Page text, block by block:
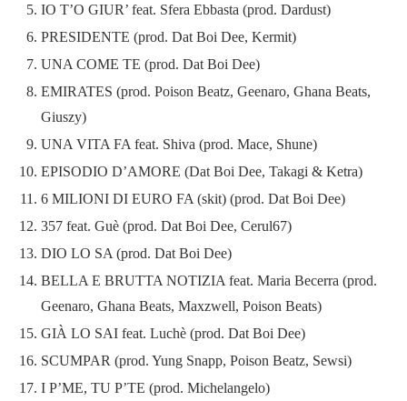
IO T’O GIUR’ feat. Sfera Ebbasta (prod. Dardust)
PRESIDENTE (prod. Dat Boi Dee, Kermit)
UNA COME TE (prod. Dat Boi Dee)
EMIRATES (prod. Poison Beatz, Geenaro, Ghana Beats,
Giuszy)
UNA VITA FA feat. Shiva (prod. Mace, Shune)
EPISODIO D’AMORE (Dat Boi Dee, Takagi & Ketra)
6 MILIONI DI EURO FA (skit) (prod. Dat Boi Dee)
357 feat. Guè (prod. Dat Boi Dee, Cerul67)
DIO LO SA (prod. Dat Boi Dee)
BELLA E BRUTTA NOTIZIA feat. Maria Becerra (prod.
Geenaro, Ghana Beats, Maxzwell, Poison Beats)
GIÀ LO SAI feat. Luchè (prod. Dat Boi Dee)
SCUMPAR (prod. Yung Snapp, Poison Beatz, Sewsi)
I P’ME, TU P’TE (prod. Michelangelo)